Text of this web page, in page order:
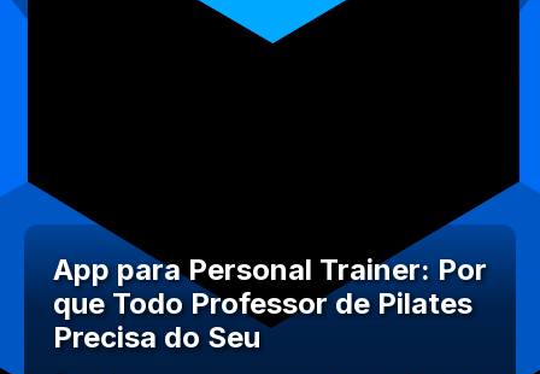
App para Personal Trainer: Por
que Todo Professor de Pilates
Precisa do Seu